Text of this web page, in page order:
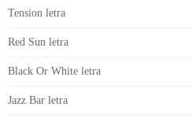
Tension letra
Red Sun letra
Black Or White letra
Jazz Bar letra